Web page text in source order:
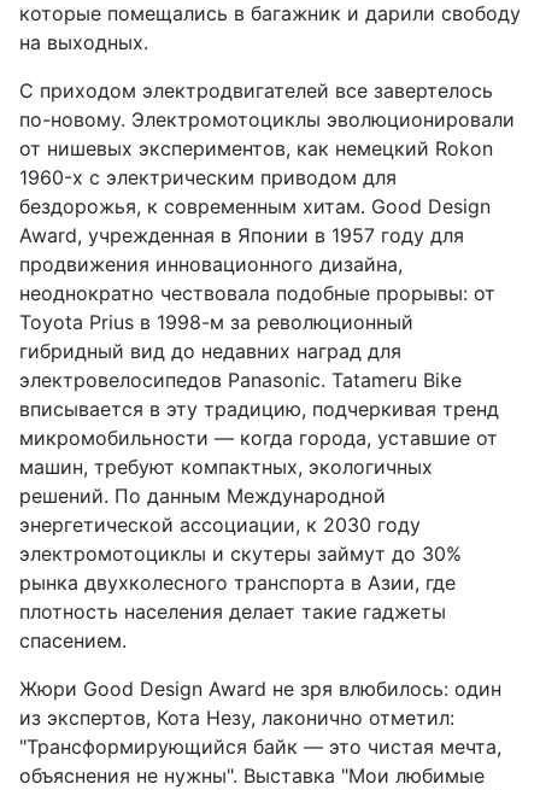
которые помещались в багажник и дарили свободу
на выходных.
С приходом электродвигателей все завертелось
по-новому. Электромотоциклы эволюционировали
от нишевых экспериментов, как немецкий Rokon
1960-х с электрическим приводом для
бездорожья, к современным хитам. Good Design
Award, учрежденная в Японии в 1957 году для
продвижения инновационного дизайна,
неоднократно чествовала подобные прорывы: от
Toyota Prius в 1998-м за революционный
гибридный вид до недавних наград для
электровелосипедов Panasonic. Tatameru Bike
вписывается в эту традицию, подчеркивая тренд
микромобильности — когда города, уставшие от
машин, требуют компактных, экологичных
решений. По данным Международной
энергетической ассоциации, к 2030 году
электромотоциклы и скутеры займут до 30%
рынка двухколесного транспорта в Азии, где
плотность населения делает такие гаджеты
спасением.
Жюри Good Design Award не зря влюбилось: один
из экспертов, Кота Незу, лаконично отметил:
"Трансформирующийся байк — это чистая мечта,
объяснения не нужны". Выставка "Мои любимые